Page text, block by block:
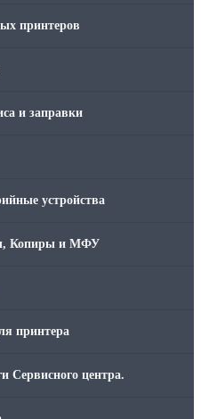
принтеров
и заправки
устройства
Копиры и МФУ
принтера
Сервисного центра.